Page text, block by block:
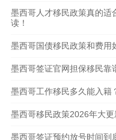
墨西哥人才移民政策真的适
读！
墨西哥国债移民政策和费用
墨西哥签证官网担保移民靠
墨西哥工作移民多久能入籍
墨西哥移民政策2026年大
墨西哥签证预约放号时间到